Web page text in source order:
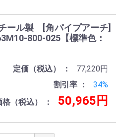
ール製 [角パイプアーチ]
800-025【標準色：
定価（税込）
77,220円
割引率
34%
格（税込）
50,965円